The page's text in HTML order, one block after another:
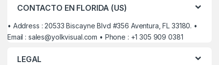
CONTACTO EN FLORIDA (US)
• Address : 20533 Biscayne Blvd #356 Aventura, FL 33180. •
Email : sales@yolkvisual.com • Phone : +1 305 909 0381
LEGAL